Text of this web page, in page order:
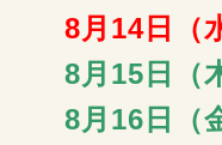
8月14日（
8月15日（
8月16日（